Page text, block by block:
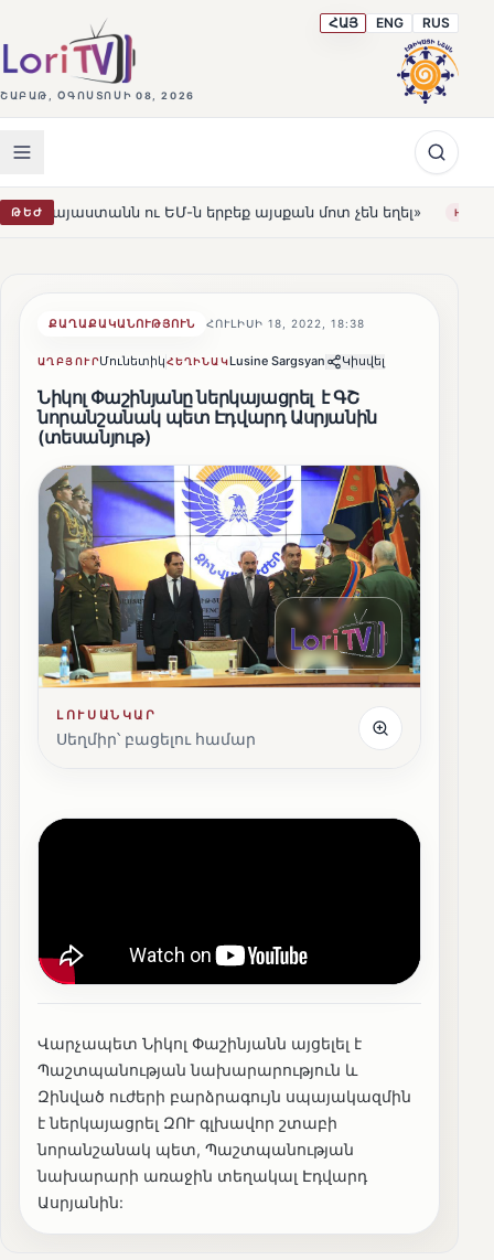
ՇԱԲԱԹ, ՕԳՈՍՏՈՍԻ 08, 2026
ՀԱՅ ENG RUS
ԹԵԺ
ու ԵՄ-ն երբեք այսքան մոտ չեն եղել» HOT
ՔԱՂԱՔԱԿԱՆՈՒԹՅՈՒՆ ՀՈՒԼԻՍԻ 18, 2022, 18:38
ԱՂԲՅՈՒՐՄունետիկՀԵՂԻՆԱԿLusine Sargsyan Կիսվել
Նիկոլ Փաշինյանը ներկայացրել է ԳՇ
նորանշանակ պետ Էդվարդ Ասրյանին
(տեսանյութ)
ԼՈՒՍԱՆԿԱՐ
Սեղմիր՝ բացելու համար
Վարչապետ Նիկոլ Փաշինյանն այցելել է
Պաշտպանության նախարարություն և
Զինված ուժերի բարձրագույն սպայակազմին
է ներկայացրել ԶՈՒ գլխավոր շտաբի
նորանշանակ պետ, Պաշտպանության
նախարարի առաջին տեղակալ Էդվարդ
Ասրյանին: